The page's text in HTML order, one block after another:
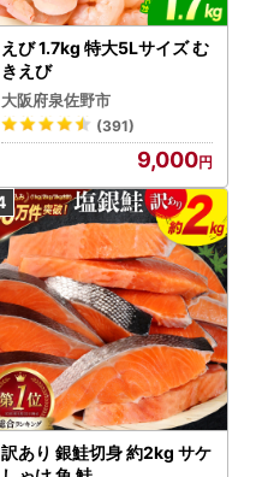
えび 1.7kg 特大5Lサイズ む
きえび
大阪府泉佐野市
(391)
9,000
訳あり 銀鮭切身 約2kg サケ